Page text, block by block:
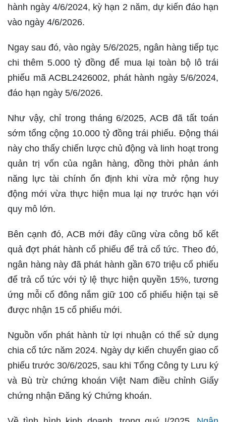
hành ngày 4/6/2024, kỳ hạn 2 năm, dự kiến đáo hạn
vào ngày 4/6/2026.
Ngay sau đó, vào ngày 5/6/2025, ngân hàng tiếp tục
chi thêm 5.000 tỷ đồng để mua lại toàn bộ lô trái
phiếu mã ACBL2426002, phát hành ngày 5/6/2024,
đáo hạn ngày 5/6/2026.
Như vậy, chỉ trong tháng 6/2025, ACB đã tất toán
sớm tổng cộng 10.000 tỷ đồng trái phiếu. Động thái
này cho thấy chiến lược chủ động và linh hoạt trong
quản trị vốn của ngân hàng, đồng thời phản ánh
năng lực tài chính ổn định khi vừa mở rộng huy
động mới vừa thực hiện mua lại nợ trước hạn với
quy mô lớn.
Bên cạnh đó, ACB mới đây cũng vừa công bố kết
quả đợt phát hành cổ phiếu để trả cổ tức. Theo đó,
ngân hàng này đã phát hành gần 670 triệu cổ phiếu
để trả cổ tức với tỷ lệ thực hiện quyền 15%, tương
ứng mỗi cổ đông nắm giữ 100 cổ phiếu hiện tại sẽ
được nhận 15 cổ phiếu mới.
Nguồn vốn phát hành từ lợi nhuận có thể sử dụng
chia cổ tức năm 2024. Ngày dự kiến chuyển giao cổ
phiếu trước 30/6/2025, sau khi Tổng Công ty Lưu ký
và Bù trừ chứng khoán Việt Nam điều chỉnh Giấy
chứng nhận Đăng ký Chứng khoán.